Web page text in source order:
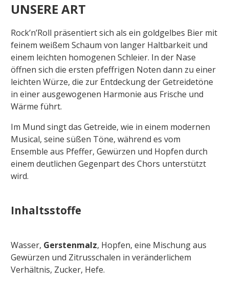
UNSERE ART
Rock’n’Roll präsentiert sich als ein goldgelbes Bier mit
feinem weißem Schaum von langer Haltbarkeit und
einem leichten homogenen Schleier. In der Nase
öffnen sich die ersten pfeffrigen Noten dann zu einer
leichten Würze, die zur Entdeckung der Getreidetöne
in einer ausgewogenen Harmonie aus Frische und
Wärme führt.
Im Mund singt das Getreide, wie in einem modernen
Musical, seine süßen Töne, während es vom
Ensemble aus Pfeffer, Gewürzen und Hopfen durch
einem deutlichen Gegenpart des Chors unterstützt
wird.
Inhaltsstoffe
Wasser, Gerstenmalz, Hopfen, eine Mischung aus
Gewürzen und Zitrusschalen in veränderlichem
Verhältnis, Zucker, Hefe.